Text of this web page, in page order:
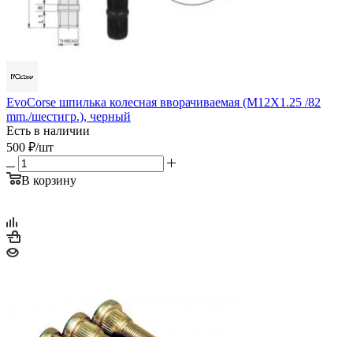
EvoCorse шпилька колесная вворачиваемая (M12X1.25 /82
mm./шестигр.), черный
Есть в наличии
500 ₽/шт
В корзину